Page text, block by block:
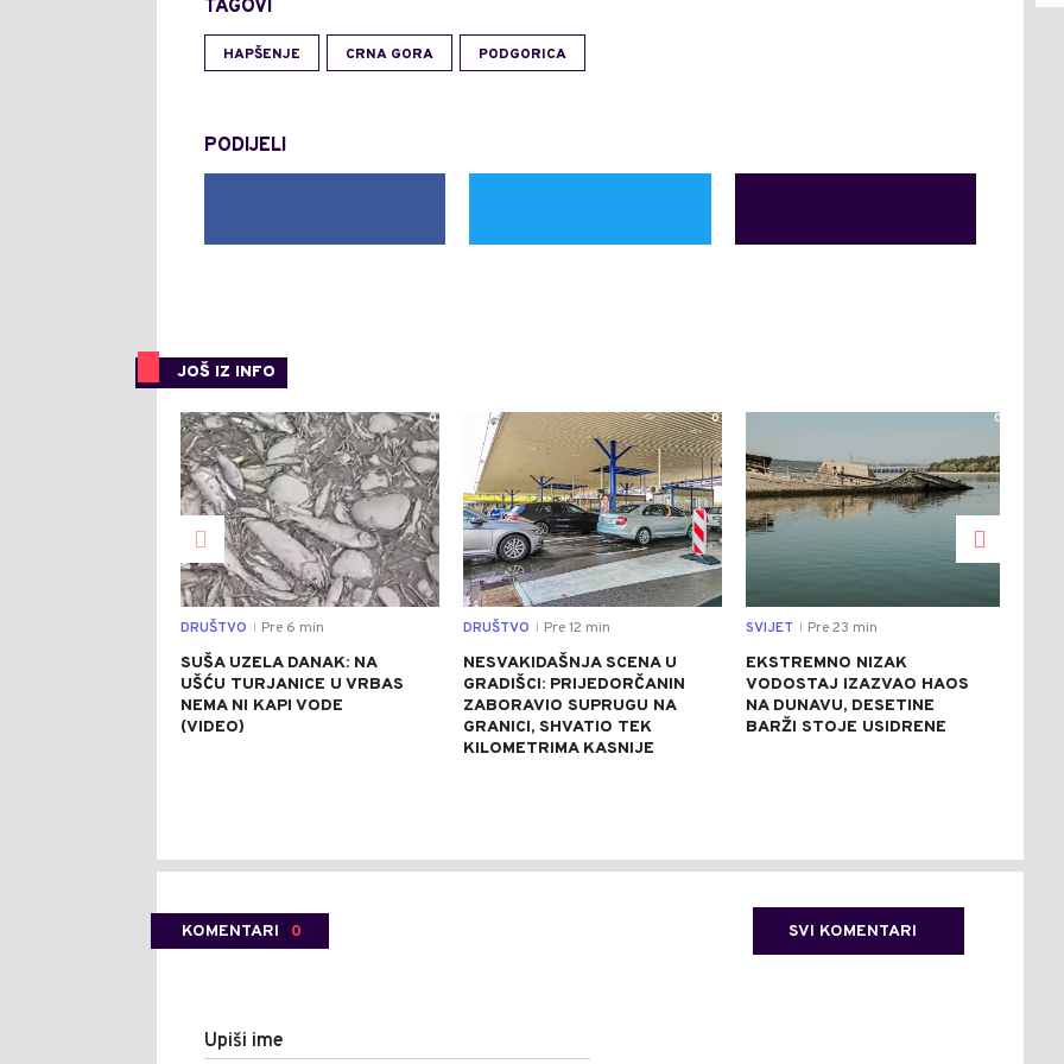
TAGOVI
HAPŠENJE CRNA GORA PODGORICA
PODIJELI
JOŠ IZ INFO
0
DRUŠTVO Pre 6 min
SUŠA UZELA DANAK: NA
UŠĆU TURJANICE U VRBAS
NEMA NI KAPI VODE
(VIDEO)
0
DRUŠTVO Pre 12 min
NESVAKIDAŠNJA SCENA U
GRADIŠCI: PRIJEDORČANIN
ZABORAVIO SUPRUGU NA
GRANICI, SHVATIO TEK
KILOMETRIMA KASNIJE
0
SVIJET Pre 23 min
EKSTREMNO NIZAK
VODOSTAJ IZAZVAO HAOS
NA DUNAVU, DESETINE
BARŽI STOJE USIDRENE
KOMENTARI 0 SVI KOMENTARI
Upiši ime